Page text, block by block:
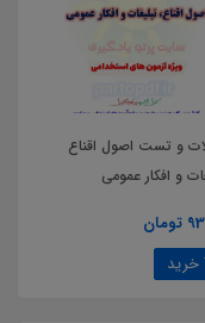
و تست اصول اقناع
و افکار عمومی